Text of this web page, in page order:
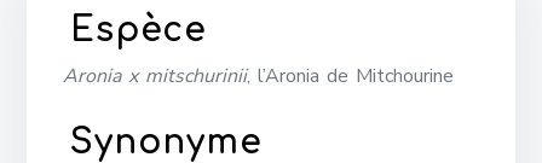
Espèce
Aronia x mitschurinii, l’Aronia de Mitchourine
Synonyme